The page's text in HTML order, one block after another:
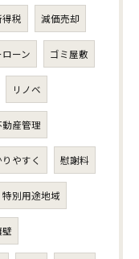
税 減価売却
ーン ゴミ屋敷
リノベ
動産管理
やすく 慰謝料
特別用途地域
壁